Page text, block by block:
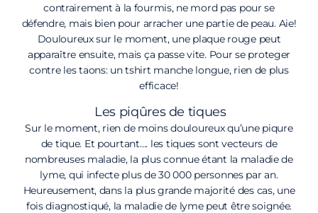
contrairement à la fourmis, ne mord pas pour se
défendre, mais bien pour arracher une partie de peau. Aie!
Douloureux sur le moment, une plaque rouge peut
apparaître ensuite, mais ça passe vite. Pour se proteger
contre les taons: un tshirt manche longue, rien de plus
efficace!
Les piqûres de tiques
Sur le moment, rien de moins douloureux qu’une piqure
de tique. Et pourtant…. les tiques sont vecteurs de
nombreuses maladie, la plus connue étant la maladie de
lyme, qui infecte plus de 30 000 personnes par an.
Heureusement, dans la plus grande majorité des cas, une
fois diagnostiqué, la maladie de lyme peut être soignée.